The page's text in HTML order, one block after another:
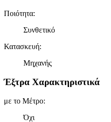
Ποιότητα:
Συνθετικό
Κατασκευή:
Μηχανής
Έξτρα Χαρακτηριστικά
με το Μέτρο:
Όχι